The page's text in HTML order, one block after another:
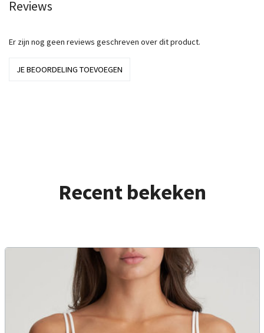
Reviews
Er zijn nog geen reviews geschreven over dit product.
JE BEOORDELING TOEVOEGEN
Recent bekeken